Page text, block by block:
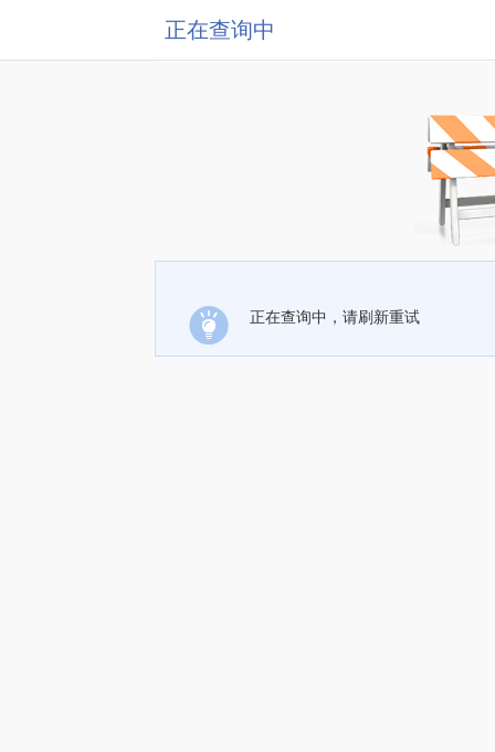
正在查询中
正在查询中，请刷新重试